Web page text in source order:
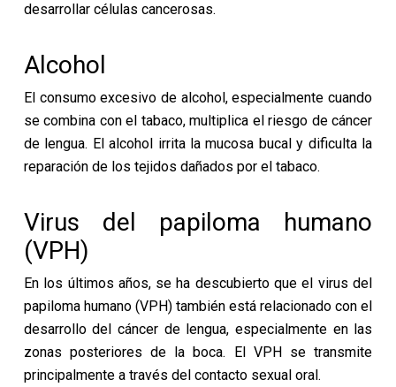
desarrollar células cancerosas.
Alcohol
El consumo excesivo de alcohol, especialmente cuando
se combina con el tabaco, multiplica el riesgo de cáncer
de lengua. El alcohol irrita la mucosa bucal y dificulta la
reparación de los tejidos dañados por el tabaco.
Virus del papiloma humano
(VPH)
En los últimos años, se ha descubierto que el virus del
papiloma humano (VPH) también está relacionado con el
desarrollo del cáncer de lengua, especialmente en las
zonas posteriores de la boca. El VPH se transmite
principalmente a través del contacto sexual oral.